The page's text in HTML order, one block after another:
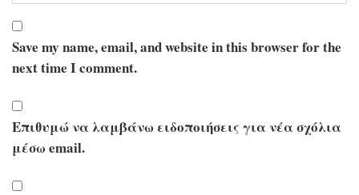
Save my name, email, and website in this browser for the
next time I comment.
Επιθυμώ να λαμβάνω ειδοποιήσεις για νέα σχόλια
μέσω email.